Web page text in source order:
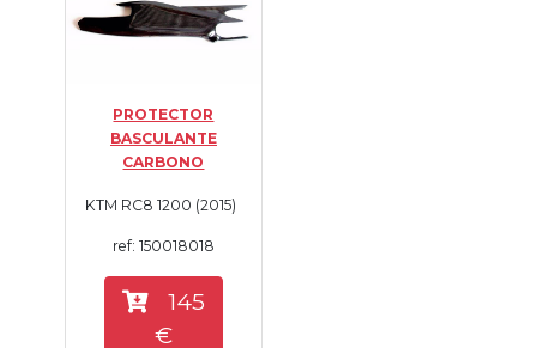
Motores
Tasaciones
Formulario
Empresa
Contacto
PROTECTOR
BASCULANTE
CARBONO
KTM RC8 1200 (2015)
ref: 150018018
145
€